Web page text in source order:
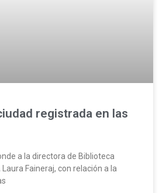
registrada en las
a la directora de Biblioteca
Faineraj, con relación a la